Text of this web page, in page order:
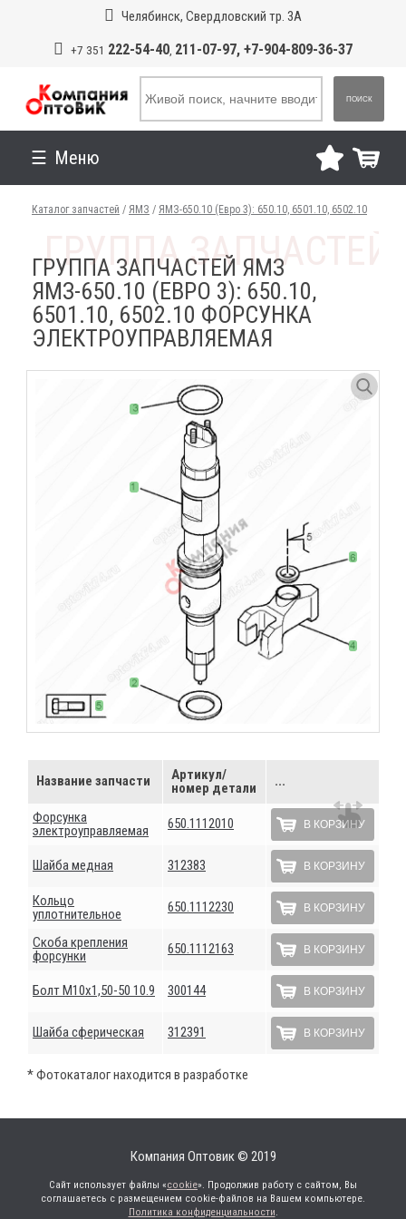
Челябинск, Свердловский тр. 3А
+7 351 222-54-40, 211-07-97, +7-904-809-36-37
ПОИСК
Меню
Каталог запчастей / ЯМЗ / ЯМЗ-650.10 (Евро 3): 650.10, 6501.10, 6502.10
ГРУППА ЗАПЧАСТЕЙ ЯМЗ
ЯМЗ-650.10 (ЕВРО 3): 650.10,
6501.10, 6502.10 ФОРСУНКА
ЭЛЕКТРОУПРАВЛЯЕМАЯ
Название запчасти
Артикул/
номер детали
...
Форсунка
электроуправляемая
650.1112010 В КОРЗИНУ
Шайба медная 312383 В КОРЗИНУ
Кольцо
уплотнительное
650.1112230 В КОРЗИНУ
Скоба крепления
форсунки
650.1112163 В КОРЗИНУ
Болт М10х1,50-50 10.9 300144 В КОРЗИНУ
Шайба сферическая 312391 В КОРЗИНУ
* Фотокаталог находится в разработке
Компания Оптовик © 2019
Сайт использует файлы «cookie». Продолжив работу с сайтом, Вы
соглашаетесь с размещением cookie-файлов на Вашем компьютере.
Политика конфиденциальности.